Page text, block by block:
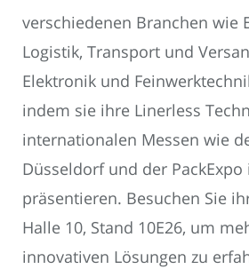
verschiedenen Branchen wie
Logistik, Transport und
Elektronik und
indem sie ihre Linerless
internationalen Messen wie
Düsseldorf und der PackExpo
präsentieren. Besuchen Sie
Halle 10, Stand 10E26, um
innovativen Lösungen zu